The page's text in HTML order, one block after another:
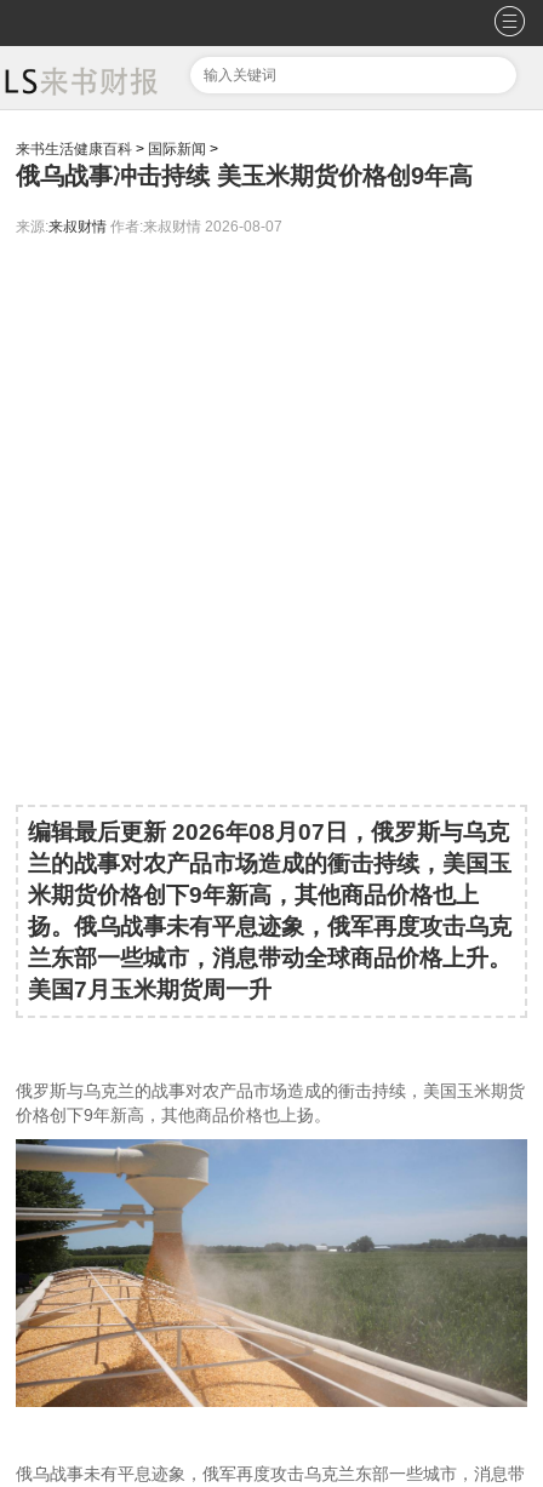
来书生活健康百科 > 国际新闻 >
俄乌战事冲击持续 美玉米期货价格创9年高
来源:来叔财情 作者:来叔财情 2026-08-07
编辑最后更新 2026年08月07日，俄罗斯与乌克
兰的战事对农产品市场造成的衝击持续，美国玉
米期货价格创下9年新高，其他商品价格也上
扬。俄乌战事未有平息迹象，俄军再度攻击乌克
兰东部一些城市，消息带动全球商品价格上升。
美国7月玉米期货周一升
俄罗斯与乌克兰的战事对农产品市场造成的衝击持续，美国玉米期货
价格创下9年新高，其他商品价格也上扬。
俄乌战事未有平息迹象，俄军再度攻击乌克兰东部一些城市，消息带